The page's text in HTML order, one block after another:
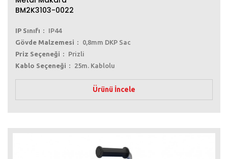
BM2K3103-0022
IP Sınıfı
IP44
Gövde Malzemesi
0,8mm DKP Sac
Priz Seçeneği
Prizli
Kablo Seçeneği
25m. Kablolu
Ürünü İncele